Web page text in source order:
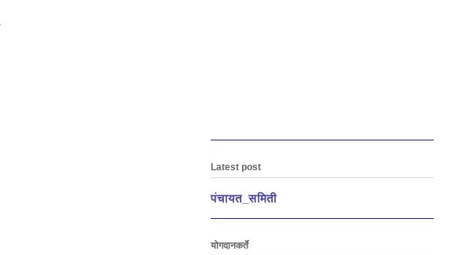
Latest post
पंचायत_समिती
योगदानकर्ते